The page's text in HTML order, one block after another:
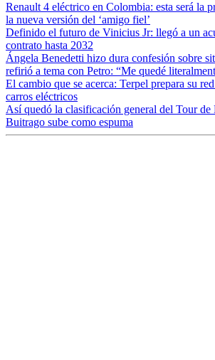
Renault 4 eléctrico en Colombia: esta será la
la nueva versión del ‘amigo fiel’
Definido el futuro de Vinicius Jr: llegó a un
contrato hasta 2032
Ángela Benedetti hizo dura confesión sobre
refirió a tema con Petro: “Me quedé
El cambio que se acerca: Terpel prepara su
carros eléctricos
Así quedó la clasificación general del Tour de
Buitrago sube como espuma